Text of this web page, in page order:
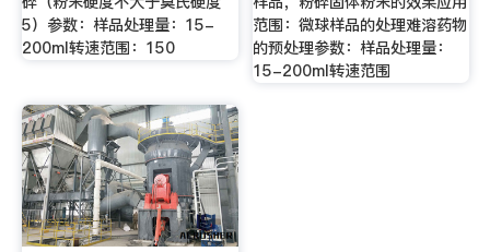
5）参数：样品处理量：15-
200ml转速范围：150
范围：微球样品的处理难溶药物
的预处理参数：样品处理量：
15-200ml转速范围